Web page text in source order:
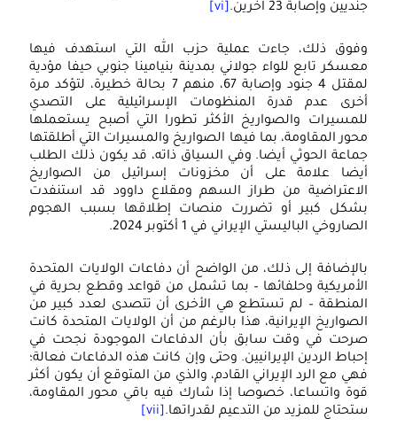
وإصابة 23 آخرين.
[vi]
ذلك، جاءت عملية حزب الله التي استهدف فيها
تابع للواء جولاني بمدينة بنيامينا جنوبي حيفا مؤدية
لمقتل 4 جنود وإصابة 67، منهم 7 بحالة خطيرة، لتؤكد مرة
عدم قدرة المنظومات الإسرائيلية على التصدي
والصواريخ الأكثر تطورا التي أصبح يستعملها
المقاومة، بما فيها الصواريخ والمسيرات التي أطلقتها
الحوثي أيضا. وفي السياق ذاته، قد يكون ذلك الطلب
علامة على أن مخزونات إسرائيل من الصواريخ
من طراز السهم ومقلاع داوود قد استنفدت
كبير أو تضررت منصات إطلاقها بسبب الهجوم
الباليستي الإيراني في 1 أكتوبر 2024.
إلى ذلك، من الواضح أن دفاعات الولايات المتحدة
وحلفائها – بما تشمل من قواعد وقطع بحرية في
– لم تستطع هي الأخرى أن تتصدى لعدد كبير من
الإيرانية، هذا بالرغم من أن الولايات المتحدة كانت
في وقت سابق بأن الدفاعات الموجودة نجحت في
الردين الإيرانيين. وحتى وإن كانت هذه الدفاعات فعالة؛
مع الرد الإيراني القادم، والذي من المتوقع أن يكون أكثر
واتساعا، خصوصا إذا شارك فيه باقي محور المقاومة،
للمزيد من التدعيم لقدراتها.[vii]